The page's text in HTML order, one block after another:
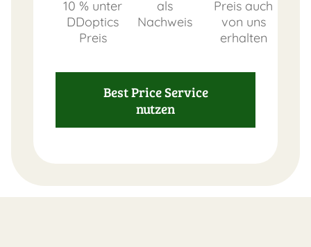
10 % unter
DDoptics
Preis
als
Nachweis
Preis auch
von uns
erhalten
Best Price Service
nutzen